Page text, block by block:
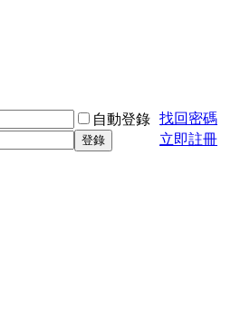
自動登錄 找回密碼
登錄 立即註冊